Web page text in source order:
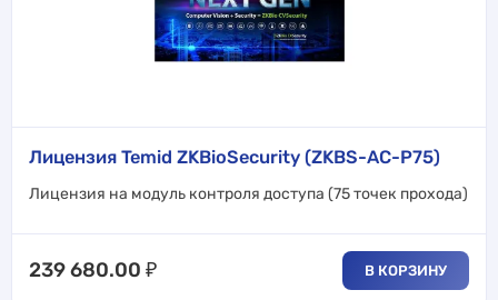
Лицензия Temid ZKBioSecurity (ZKBS-AC-P75)
Лицензия на модуль контроля доступа (75 точек прохода)
239 680.00 ₽ В КОРЗИНУ